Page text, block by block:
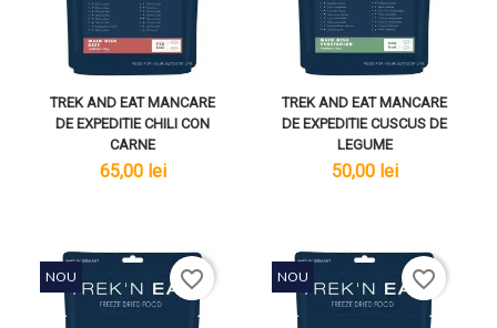
TREK AND EAT MANCARE
DE EXPEDITIE CHILI CON
CARNE
lei
65,00 lei
TREK AND EAT MANCARE
DE EXPEDITIE CUSCUS DE
LEGUME
lei
50,00 lei
NOU favorite_border NOU favorite_border